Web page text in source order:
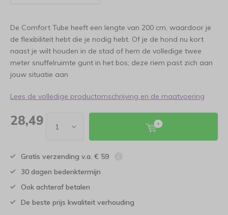
De Comfort Tube heeft een lengte van 200 cm, waardoor je
de flexibiliteit hebt die je nodig hebt. Of je de hond nu kort
naast je wilt houden in de stad of hem de volledige twee
meter snuffelruimte gunt in het bos; deze riem past zich aan
jouw situatie aan
Lees de volledige productomschrijving en de maatvoering
28,49
Gratis verzending v.a. € 59
30 dagen bedenktermijn
Ook achteraf betalen
De beste prijs kwaliteit verhouding